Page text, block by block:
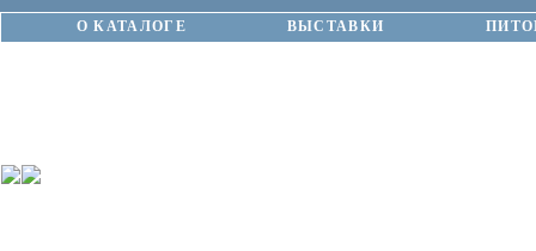
О КАТАЛОГЕ ВЫСТАВКИ